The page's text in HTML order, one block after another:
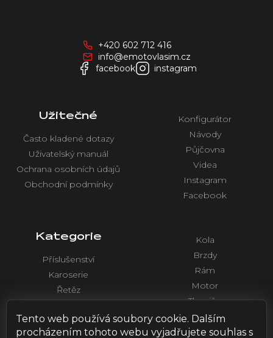
Tento web používá soubory cookie. Dalším
procházením tohoto webu vyjadřujete souhlas s
+420 602 712 416
info@emotovlasim.cz
facebook
instagram
Užitečné
Často kladené dotazy
Uživatelský manuál
Ochrana osobních údajů
Obchodní podmínky
Konfigurátor
Návody
Půjčovna
Videa
Instagram
Facebook
Kategorie
Příslušenství
Karoserie
Řetěz
Elektronika
Kola
Brzdy
Rám
Motor
Tlumiče
Řídítka a ovládaní